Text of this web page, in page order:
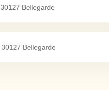
30127 Bellegarde
30127 Bellegarde